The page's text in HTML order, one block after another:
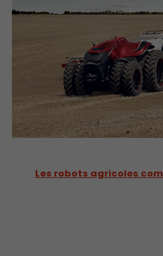
Les robots agricoles